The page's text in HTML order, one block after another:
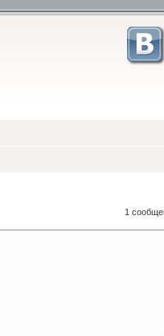
1